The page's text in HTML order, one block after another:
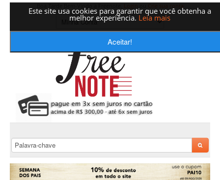
Este site usa cookies para garantir que você obtenha a
melhor experiência. Leia mais
Aceitar!